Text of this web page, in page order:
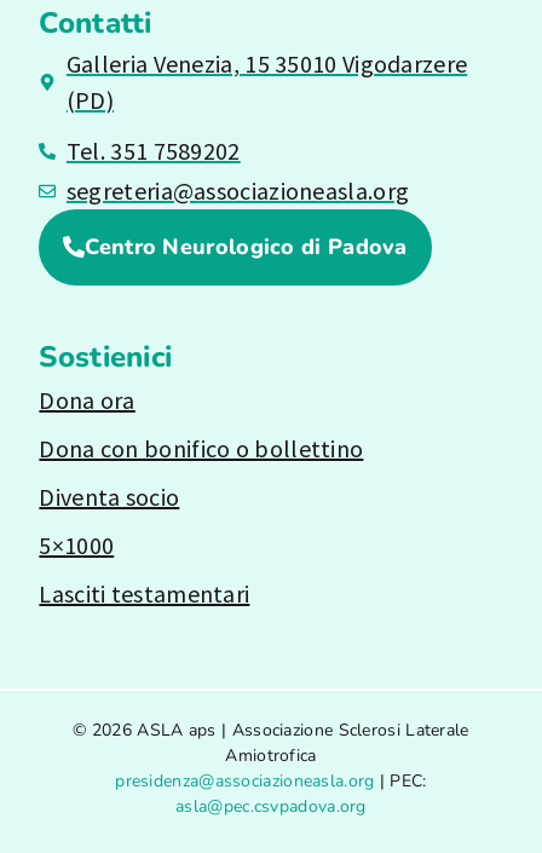
Sostienici
Dona ora
Dona con bonifico o bollettino
Diventa socio
5×1000
Lasciti testamentari
Contatti
Galleria Venezia, 15 35010 Vigodarzere
(PD)
Tel. 351 7589202
segreteria@associazioneasla.org
Centro Neurologico di Padova
© 2026 ASLA aps | Associazione Sclerosi Laterale
Amiotrofica
presidenza@associazioneasla.org | PEC:
asla@pec.csvpadova.org